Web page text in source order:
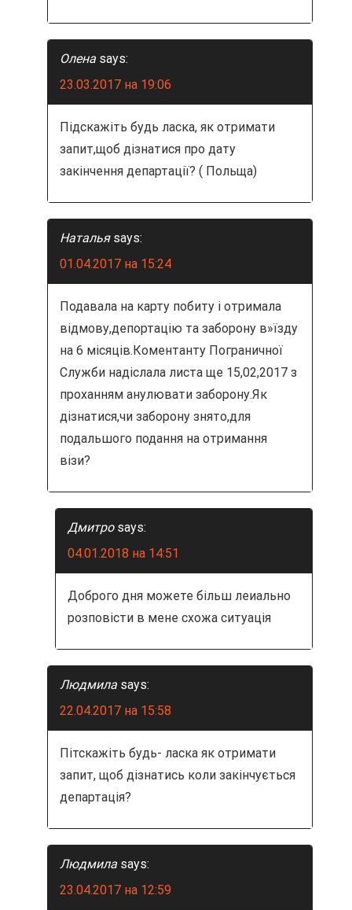
Олена says:
23.03.2017 на 19:06
Підскажіть будь ласка, як отримати
запит,щоб дізнатися про дату
закінчення департації? ( Польща)
Наталья says:
01.04.2017 на 15:24
Подавала на карту побиту і отримала
відмову,депортацію та заборону в»їзду
на 6 місяців.Коментанту Пограничної
Служби надіслала листа ще 15,02,2017 з
проханням анулювати заборону.Як
дізнатися,чи заборону знято,для
подальшого подання на отримання
візи?
Дмитро says:
04.01.2018 на 14:51
Доброго дня можете більш леиально
розповісти в мене схожа ситуація
Людмила says:
22.04.2017 на 15:58
Пітскажіть будь- ласка як отримати
запит, щоб дізнатись коли закінчується
департація?
Людмила says:
23.04.2017 на 12:59